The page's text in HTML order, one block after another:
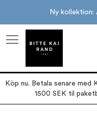
Ny kollektion:
Köp nu. Betala senare
1500 SEK til